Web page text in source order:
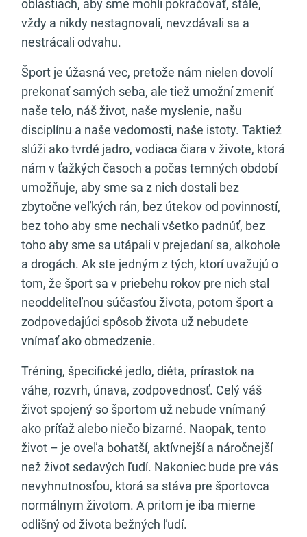
oblastiach, aby sme mohli pokračovať, stále,
vždy a nikdy nestagnovali, nevzdávali sa a
nestrácali odvahu.
Šport je úžasná vec, pretože nám nielen dovolí
prekonať samých seba, ale tiež umožní zmeniť
naše telo, náš život, naše myslenie, našu
disciplínu a naše vedomosti, naše istoty. Taktiež
slúži ako tvrdé jadro, vodiaca čiara v živote, ktorá
nám v ťažkých časoch a počas temných období
umožňuje, aby sme sa z nich dostali bez
zbytočne veľkých rán, bez útekov od povinností,
bez toho aby sme nechali všetko padnúť, bez
toho aby sme sa utápali v prejedaní sa, alkohole
a drogách. Ak ste jedným z tých, ktorí uvažujú o
tom, že šport sa v priebehu rokov pre nich stal
neoddeliteľnou súčasťou života, potom šport a
zodpovedajúci spôsob života už nebudete
vnímať ako obmedzenie.
Tréning, špecifické jedlo, diéta, prírastok na
váhe, rozvrh, únava, zodpovednosť. Celý váš
život spojený so športom už nebude vnímaný
ako príťaž alebo niečo bizarné. Naopak, tento
život – je oveľa bohatší, aktívnejší a náročnejší
než život sedavých ľudí. Nakoniec bude pre vás
nevyhnutnosťou, ktorá sa stáva pre športovca
normálnym životom. A pritom je iba mierne
odlišný od života bežných ľudí.